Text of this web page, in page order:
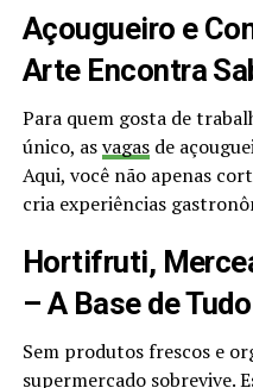
Açougueiro e
Arte Encontra
Para quem gosta de
único, asvagasde
Aqui, você não apenas
cria experiências
Hortifruti,
– A Base de Tudo
Sem produtos frescos e
supermercado sobrevive.